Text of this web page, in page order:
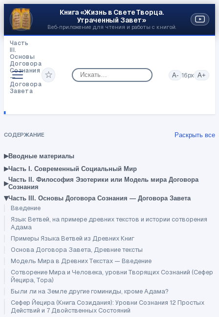
Книга «Жизнь в Свете Творца.
Утраченный Завет»
Веб‑приложение для чтения и работы с книгой.
Часть
III.
Основы
Договора
Сознания
—
Договора
Завета
Сознанием
человеком
☆ A- 16px A+
СОДЕРЖАНИЕ Раскрыть все
▸Вводные материалы
▸Часть I. Современный Социальный Мир
▸Часть II. Философия Эзотерики или Модель мира Договора
Сознания
▾Часть III. Основы Договора Сознания — Договора Завета
Введение
Язык Ветвей, на примере древних текстов и истории сотворения
Адама
Примеры Языка Ветвей из Древних Книг
Основа Договора Завета, Древние тексты
Модель Мира в Древних Текстах — Введение
Сотворение Мира и Человека, уровни Творящих Сознаний (Сефер
Йецира, Тора)
Были ли на Земле другие гоминиды, кроме Адама?
Сефер Йецира (Книга Созидания): Уровни Сознания 12 Простых
Действий и 7 Двойственных Состояний